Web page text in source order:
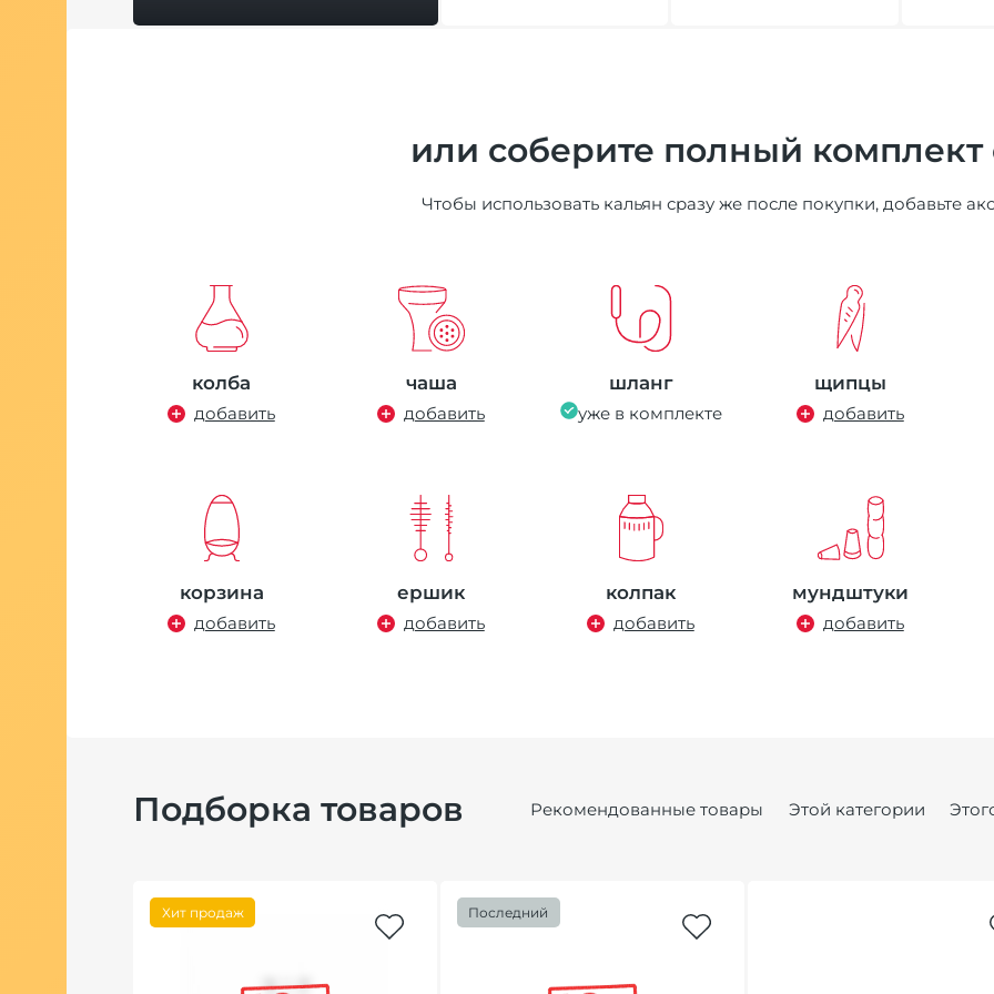
или соберите полный комплект
Чтобы использовать кальян сразу же после покупки, добавьте
колба
добавить
чаша
добавить
шланг
уже в комплекте
щипцы
добавить
корзина
добавить
ершик
добавить
колпак
добавить
мундштуки
добавить
Подборка товаров Рекомендованные товары Этой категории
Хит продаж Последний